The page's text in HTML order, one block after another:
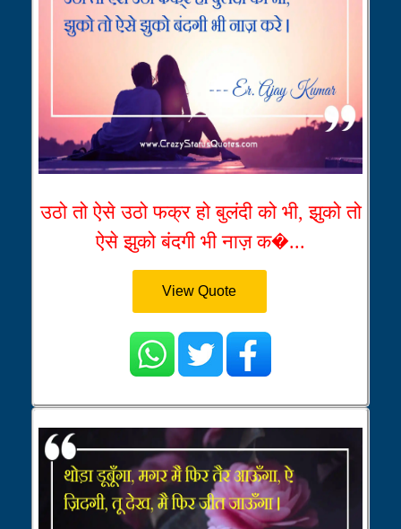
उठो तो ऐसे उठो फक्र हो बुलंदी को भी, झुको तो
ऐसे झुको बंदगी भी नाज़ क�...
View Quote